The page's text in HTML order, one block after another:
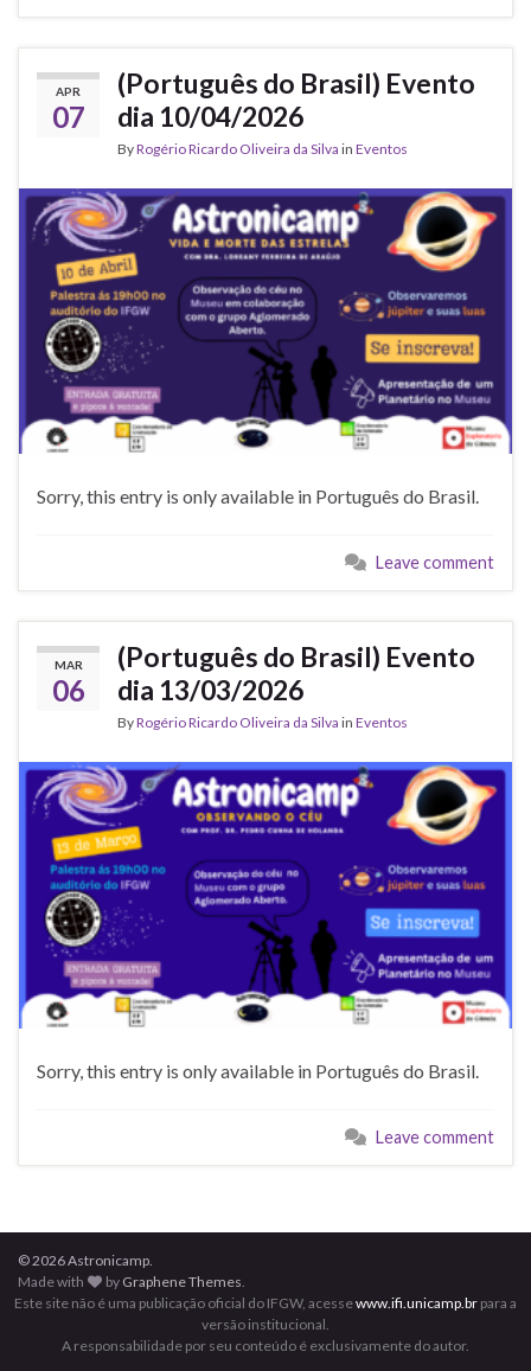
APR
07
(Português do Brasil) Evento
dia 10/04/2026
ByRogério Ricardo Oliveira da Silva in Eventos
Sorry, this entry is only available in Português do Brasil.
Leave comment
MAR
06
(Português do Brasil) Evento
dia 13/03/2026
ByRogério Ricardo Oliveira da Silva in Eventos
Sorry, this entry is only available in Português do Brasil.
Leave comment
© 2026 Astronicamp.
Made with
by Graphene Themes
Este site não é uma publicação oficial do IFGW, acessewww.ifi.unicamp.br para a
versão institucional.
A responsabilidade por seu conteúdo é exclusivamente do autor.